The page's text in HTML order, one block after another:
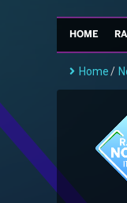
HOME
Home/